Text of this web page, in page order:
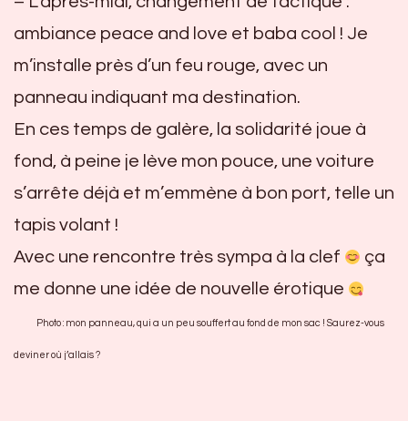
ambiance peace and love et baba cool ! Je
m’installe près d’un feu rouge, avec un
panneau indiquant ma destination.
En ces temps de galère, la solidarité joue à
fond, à peine je lève mon pouce, une voiture
s’arrête déjà et m’emmène à bon port, telle un
tapis volant !
Avec une rencontre très sympa à la clef
ça
me donne une idée de nouvelle érotique
Photo : mon panneau, qui a un peu souffert au fond de mon sac ! Saurez-vous
deviner où j’allais ?